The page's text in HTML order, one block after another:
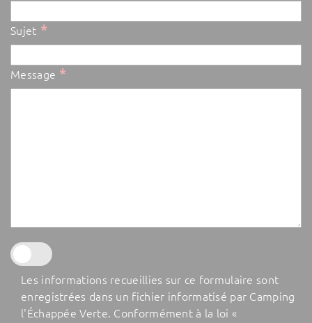
Sujet *
Message *
Les informations recueillies sur ce formulaire sont
enregistrées dans un fichier informatisé par Camping
l'Échappée Verte. Conformément à la loi «